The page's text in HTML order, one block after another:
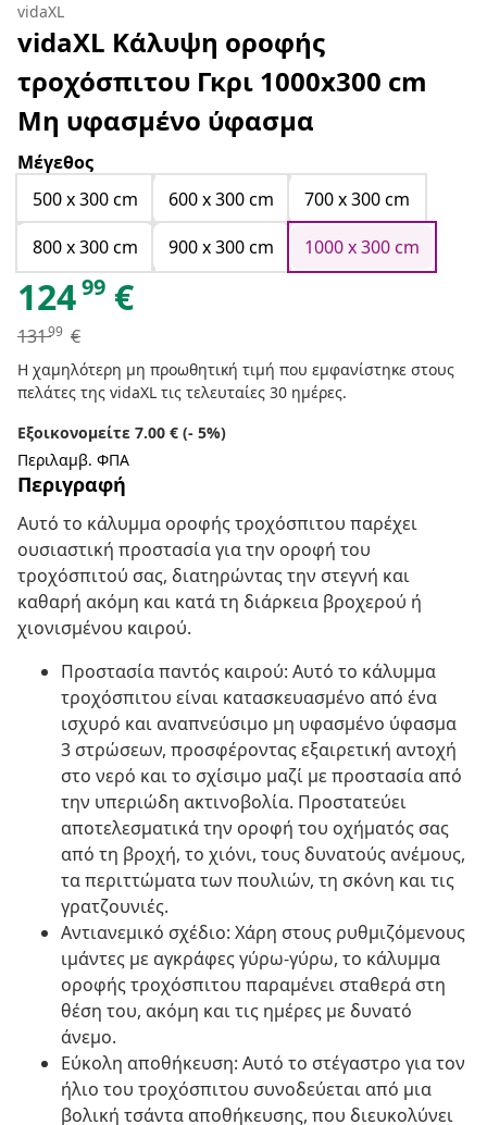
vidaXL
vidaXL Κάλυψη οροφής
τροχόσπιτου Γκρι 1000x300 cm
Μη υφασμένο ύφασμα
Μέγεθος
500 x 300 cm
600 x 300 cm
700 x 300 cm
800 x 300 cm
900 x 300 cm 1000 x 300 cm
12499 €
13199 €
Η χαμηλότερη μη προωθητική τιμή που εμφανίστηκε στους
πελάτες της vidaXL τις τελευταίες 30 ημέρες.
Εξοικονομείτε 7.00 € (- 5%)
Περιλαμβ. ΦΠΑ
Περιγραφή
Αυτό το κάλυμμα οροφής τροχόσπιτου παρέχει
ουσιαστική προστασία για την οροφή του
τροχόσπιτού σας, διατηρώντας την στεγνή και
καθαρή ακόμη και κατά τη διάρκεια βροχερού ή
χιονισμένου καιρού.
Προστασία παντός καιρού: Αυτό το κάλυμμα
τροχόσπιτου είναι κατασκευασμένο από ένα
ισχυρό και αναπνεύσιμο μη υφασμένο ύφασμα
3 στρώσεων, προσφέροντας εξαιρετική αντοχή
στο νερό και το σχίσιμο μαζί με προστασία από
την υπεριώδη ακτινοβολία. Προστατεύει
αποτελεσματικά την οροφή του οχήματός σας
από τη βροχή, το χιόνι, τους δυνατούς ανέμους,
τα περιττώματα των πουλιών, τη σκόνη και τις
γρατζουνιές.
Αντιανεμικό σχέδιο: Χάρη στους ρυθμιζόμενους
ιμάντες με αγκράφες γύρω-γύρω, το κάλυμμα
οροφής τροχόσπιτου παραμένει σταθερά στη
θέση του, ακόμη και τις ημέρες με δυνατό
άνεμο.
Εύκολη αποθήκευση: Αυτό το στέγαστρο για τον
ήλιο του τροχόσπιτου συνοδεύεται από μια
βολική τσάντα αποθήκευσης, που διευκολύνει